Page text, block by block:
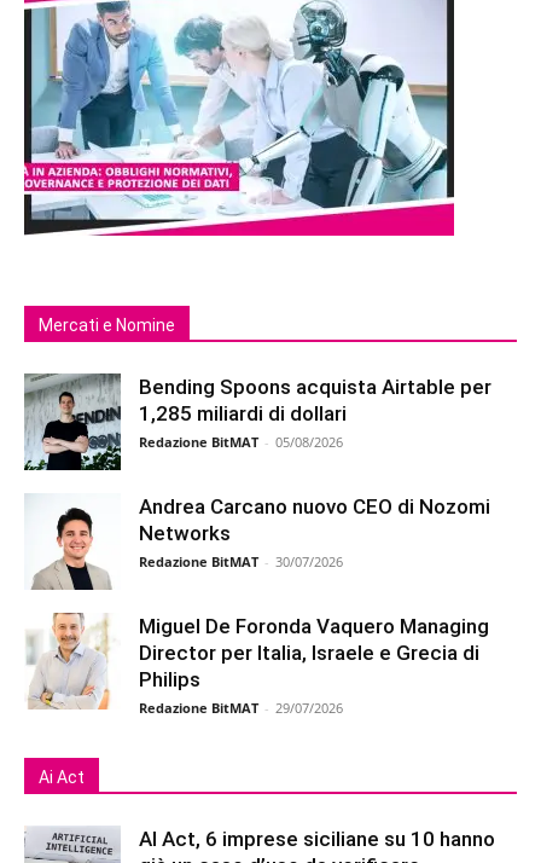
Mercati e Nomine
Bending Spoons acquista Airtable per
1,285 miliardi di dollari
Redazione BitMAT - 05/08/2026
Andrea Carcano nuovo CEO di Nozomi
Networks
Redazione BitMAT - 30/07/2026
Miguel De Foronda Vaquero Managing
Director per Italia, Israele e Grecia di
Philips
Redazione BitMAT - 29/07/2026
Ai Act
AI Act, 6 imprese siciliane su 10 hanno